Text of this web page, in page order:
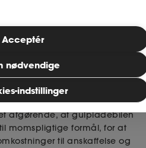
medlem
afgørende, at gulpladebilen
momspligtige formål, for at
til anskaffelse og
indstillinger
nødvendige
Acceptér